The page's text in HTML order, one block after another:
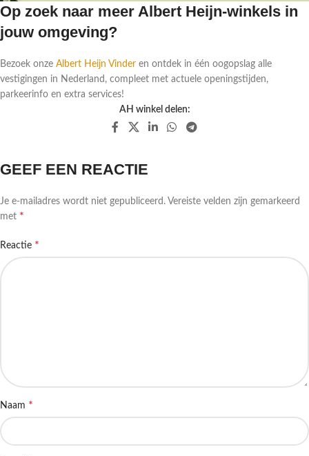
Op zoek naar meer Albert Heijn-winkels in
jouw omgeving?
Bezoek onze Albert Heijn Vinder en ontdek in één oogopslag alle
vestigingen in Nederland, compleet met actuele openingstijden,
parkeerinfo en extra services!
AH winkel delen:
GEEF EEN REACTIE
Je e-mailadres wordt niet gepubliceerd. Vereiste velden zijn gemarkeerd
met *
Reactie *
Naam *